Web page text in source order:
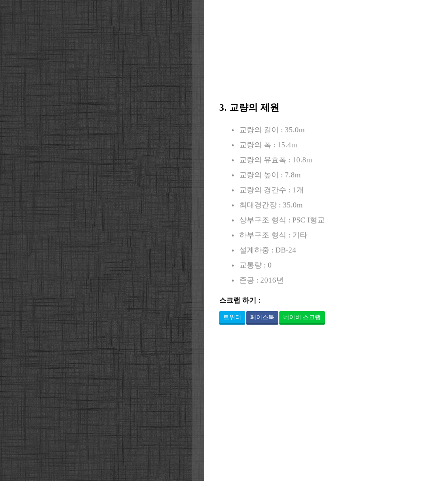
3. 교량의 제원
교량의 길이 : 35.0m
교량의 폭 : 15.4m
교량의 유효폭 : 10.8m
교량의 높이 : 7.8m
교량의 경간수 : 1개
최대경간장 : 35.0m
상부구조 형식 : PSC I형교
하부구조 형식 : 기타
설계하중 : DB-24
교통량 : 0
준공 : 2016년
스크랩 하기 :
트위터 페이스북 네이버 스크랩